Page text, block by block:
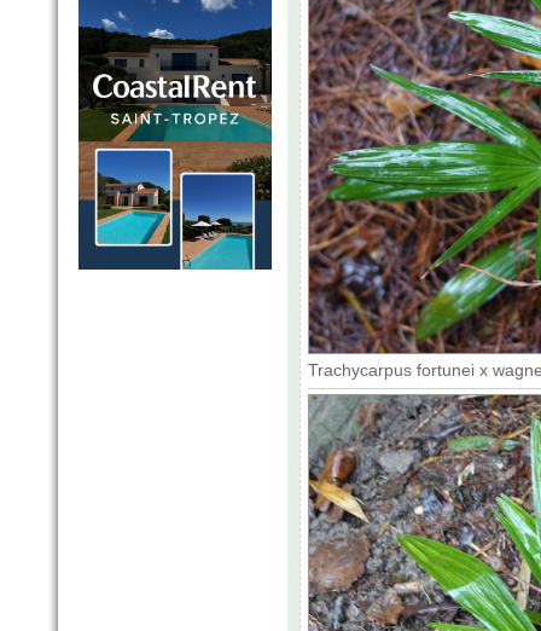
Trachycarpus fortunei x